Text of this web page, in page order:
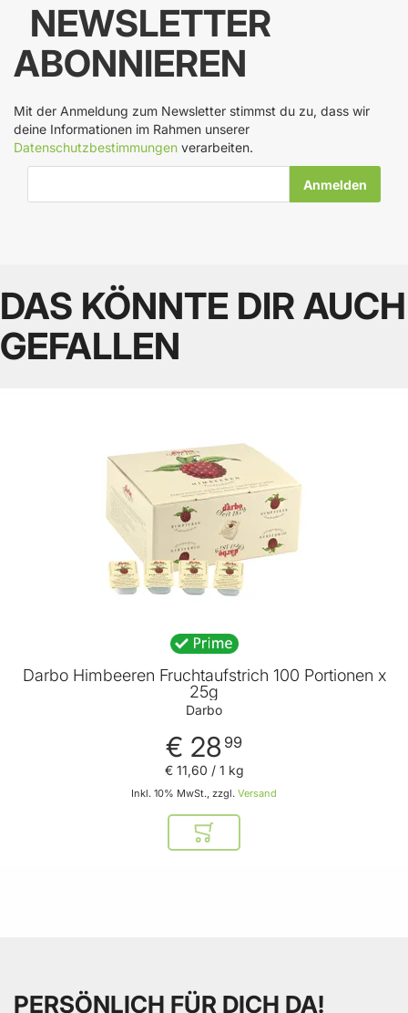
NEWSLETTER
ABONNIEREN
Mit der Anmeldung zum Newsletter stimmst du zu, dass wir
deine Informationen im Rahmen unserer
Datenschutzbestimmungen verarbeiten.
DAS KÖNNTE DIR AUCH
GEFALLEN
Darbo Himbeeren Fruchtaufstrich 100 Portionen x
25g
Darbo
€ 28 99
Inkl. 10% MwSt., zzgl. Versand
€ 11,60 / 1 kg
In den Warenkorb
PERSÖNLICH FÜR DICH DA!